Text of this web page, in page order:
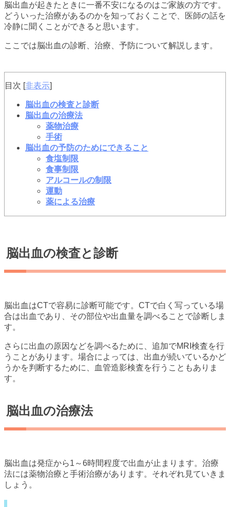
脳出血が起きたときに一番不安になるのはご家族の方です。
どういった治療があるのかを知っておくことで、医師の話を
冷静に聞くことができると思います。
ここでは脳出血の診断、治療、予防について解説します。
目次 [非表示]
脳出血の検査と診断
脳出血の治療法
薬物治療
手術
脳出血の予防のためにできること
食塩制限
食事制限
アルコールの制限
運動
薬による治療
脳出血の検査と診断
脳出血はCTで容易に診断可能です。CTで白く写っている場
合は出血であり、その部位や出血量を調べることで診断しま
す。
さらに出血の原因などを調べるために、追加でMRI検査を行
うことがあります。場合によっては、出血が続いているかど
うかを判断するために、血管造影検査を行うこともありま
す。
脳出血の治療法
脳出血は発症から1～6時間程度で出血が止まります。治療
法には薬物治療と手術治療があります。それぞれ見ていきま
しょう。